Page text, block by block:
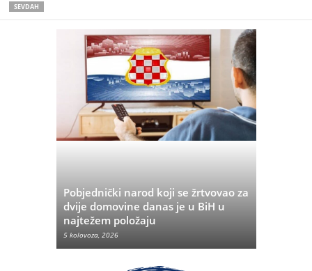
SEVDAH
Pobjednički narod koji se žrtvovao za
dvije domovine danas je u BiH u
najtežem položaju
5 kolovoza, 2026